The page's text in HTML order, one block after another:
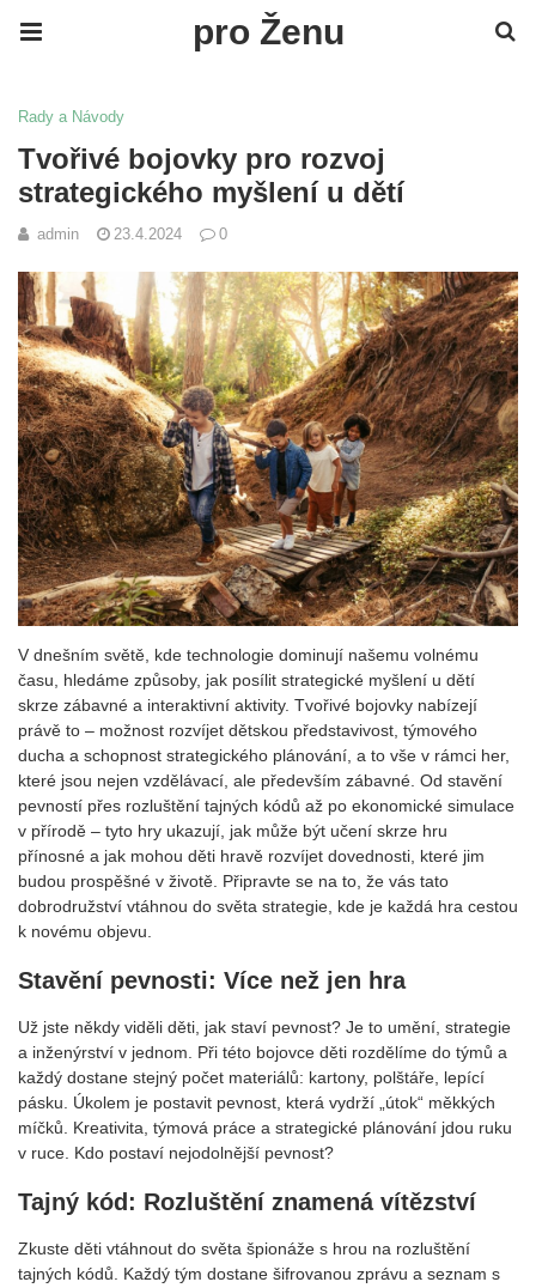
pro Ženu
Rady a Návody
Tvořivé bojovky pro rozvoj
strategického myšlení u dětí
admin 23.4.2024 0
V dnešním světě, kde technologie dominují našemu volnému
času, hledáme způsoby, jak posílit strategické myšlení u dětí
skrze zábavné a interaktivní aktivity. Tvořivé bojovky nabízejí
právě to – možnost rozvíjet dětskou představivost, týmového
ducha a schopnost strategického plánování, a to vše v rámci her,
které jsou nejen vzdělávací, ale především zábavné. Od stavění
pevností přes rozluštění tajných kódů až po ekonomické simulace
v přírodě – tyto hry ukazují, jak může být učení skrze hru
přínosné a jak mohou děti hravě rozvíjet dovednosti, které jim
budou prospěšné v životě. Připravte se na to, že vás tato
dobrodružství vtáhnou do světa strategie, kde je každá hra cestou
k novému objevu.
Stavění pevnosti: Více než jen hra
Už jste někdy viděli děti, jak staví pevnost? Je to umění, strategie
a inženýrství v jednom. Při této bojovce děti rozdělíme do týmů a
každý dostane stejný počet materiálů: kartony, polštáře, lepící
pásku. Úkolem je postavit pevnost, která vydrží „útok“ měkkých
míčků. Kreativita, týmová práce a strategické plánování jdou ruku
v ruce. Kdo postaví nejodolnější pevnost?
Tajný kód: Rozluštění znamená vítězství
Zkuste děti vtáhnout do světa špionáže s hrou na rozluštění
tajných kódů. Každý tým dostane šifrovanou zprávu a seznam s